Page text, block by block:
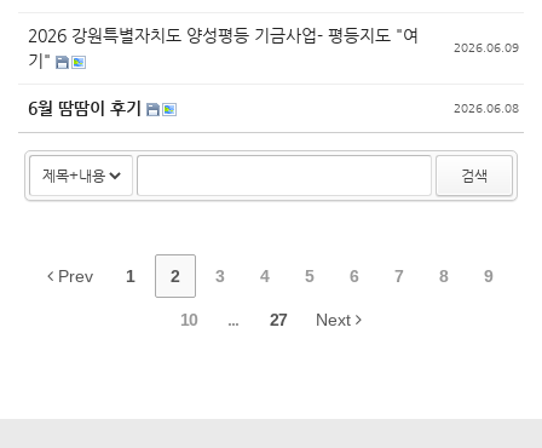
2026 강원특별자치도 양성평등 기금사업- 평등지도 "여
기"
2026.06.09
6월 땀땀이 후기 2026.06.08
검색
Prev 1 2 3 4 5 6 7 8 9
10 ... 27 Next